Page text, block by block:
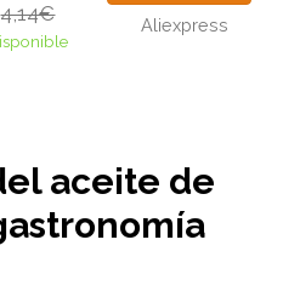
4,14€ Aliexpress
aceite de